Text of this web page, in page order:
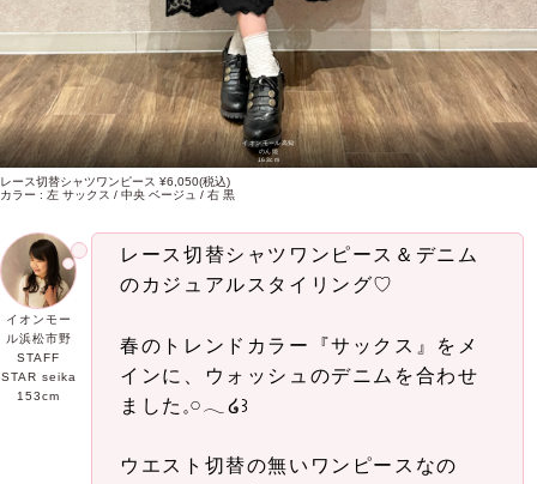
イオンモール高知
のん姫
163cm
レース切替シャツワンピース ¥6,050(税込)
カラー : 左 サックス / 中央 ベージュ / 右 黒
イオンモー
ル浜松市野
STAFF
STAR seika
153cm
レース切替シャツワンピース＆デニム
のカジュアルスタイリング♡
春のトレンドカラー『サックス』をメ
インに、ウォッシュのデニムを合わせ
ました𓈒𓏸𓂃໒꒱
ウエスト切替の無いワンピースなの